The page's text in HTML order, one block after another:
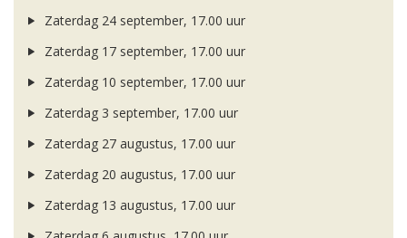
Zaterdag 24 september, 17.00 uur
Zaterdag 17 september, 17.00 uur
Zaterdag 10 september, 17.00 uur
Zaterdag 3 september, 17.00 uur
Zaterdag 27 augustus, 17.00 uur
Zaterdag 20 augustus, 17.00 uur
Zaterdag 13 augustus, 17.00 uur